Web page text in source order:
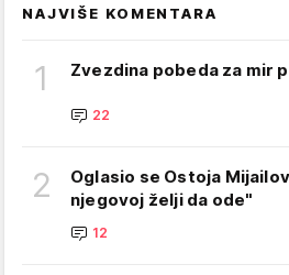
NAJVIŠE KOMENTARA
1 Zvezdina pobeda za mir
22
2
Oglasio se Ostoja
njegovoj želji da ode"
12